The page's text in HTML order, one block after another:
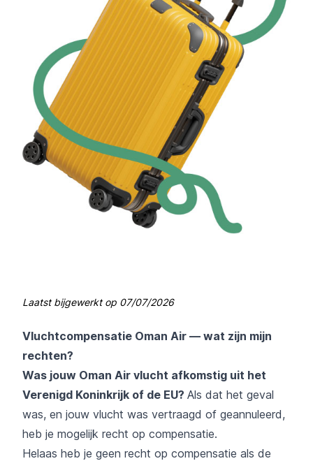
Laatst bijgewerkt op 07/07/2026
Vluchtcompensatie Oman Air — wat zijn mijn
rechten?
Was jouw Oman Air vlucht afkomstig uit het
Verenigd Koninkrijk of de EU? Als dat het geval
was, en jouw vlucht was vertraagd of geannuleerd,
heb je mogelijk recht op compensatie.
Helaas heb je geen recht op compensatie als de